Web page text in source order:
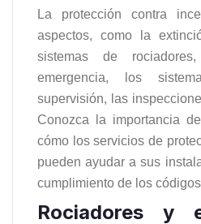
La protección contra
aspectos, como la
sistemas de
emergencia, los
supervisión, las
Conozca la importancia
cómo los servicios de
pueden ayudar a sus
cumplimiento de los
Rociadores y